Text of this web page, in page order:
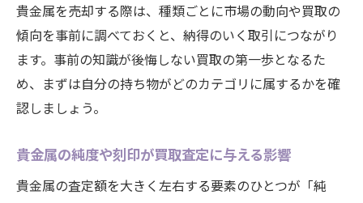
ために
貴金属相場の最新動向と売却タイミングの
関係
納得買取を叶えるための査定ポイント
貴金属査定で重視される評価基準を知る
買取査定前にできる貴金属の準備とは
査定額アップに役立つ貴金属のポイント紹
貴金属を売却する際は、種類ごとに市場の動向や買取の
傾向を事前に調べておくと、納得のいく取引につながり
ます。事前の知識が後悔しない買取の第一歩となるた
め、まずは自分の持ち物がどのカテゴリに属するかを確
認しましょう。
貴金属の純度や刻印が買取査定に与える影響
貴金属の査定額を大きく左右する要素のひとつが「純